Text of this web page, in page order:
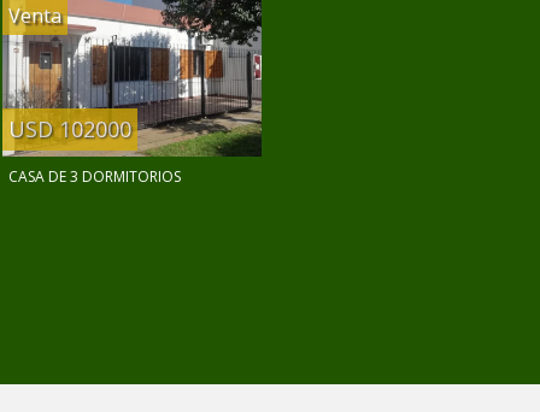
Venta
USD 102000
CASA DE 3 DORMITORIOS